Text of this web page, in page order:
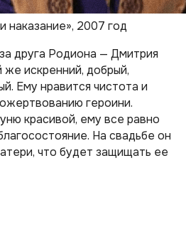
наказание», 2007 год
друга Родиона — Дмитрия
же искренний, добрый,
Ему нравится чистота и
героини.
красивой, ему все равно
На свадьбе он
что будет защищать ее